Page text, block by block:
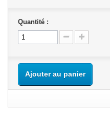
Quantité :
Ajouter au panier